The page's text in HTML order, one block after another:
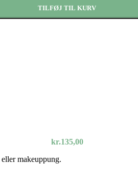
TILFØJ TIL KURV
kr.135,00
makeuppung.